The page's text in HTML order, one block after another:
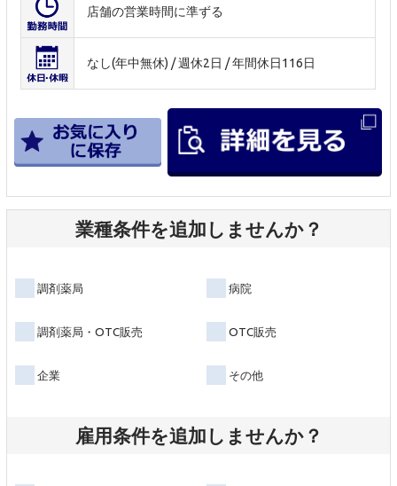
店舗の営業時間に準ずる
なし(年中無休) / 週休2日 / 年間休日116日
業種条件を追加しませんか？
調剤薬局 病院
調剤薬局・OTC販売 OTC販売
企業 その他
雇用条件を追加しませんか？